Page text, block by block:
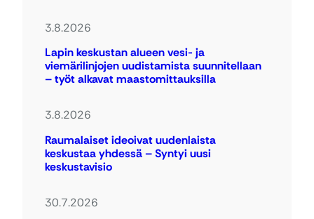
3.8.2026
Lapin keskustan alueen vesi- ja
viemärilinjojen uudistamista suunnitellaan
– työt alkavat maastomittauksilla
3.8.2026
Raumalaiset ideoivat uudenlaista
keskustaa yhdessä – Syntyi uusi
keskustavisio
30.7.2026